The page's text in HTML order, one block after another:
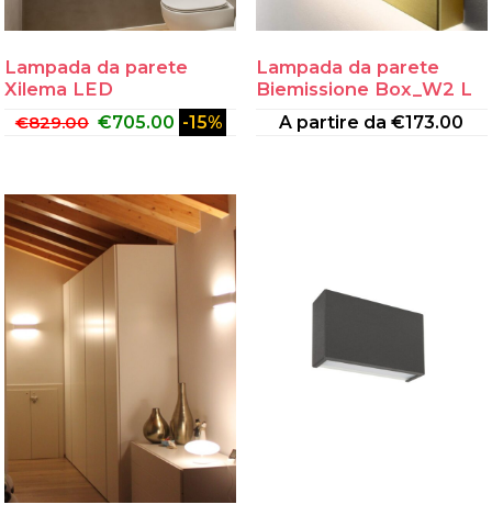
Lampada da parete
Xilema LED
€829.00 €705.00 -15%
Lampada da parete
Biemissione Box_W2 L
A partire da€173.00